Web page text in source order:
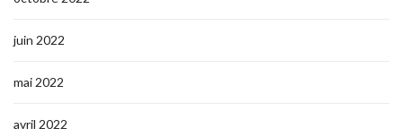
juin 2022
mai 2022
avril 2022